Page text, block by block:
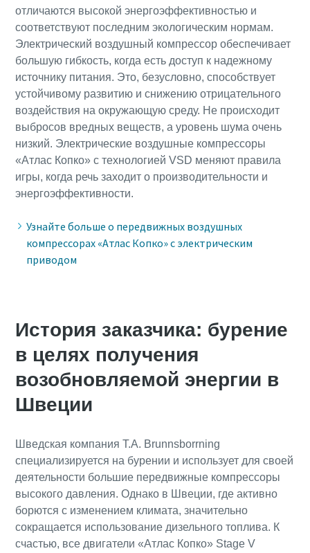
отличаются высокой энергоэффективностью и
соответствуют последним экологическим нормам.
Электрический воздушный компрессор обеспечивает
большую гибкость, когда есть доступ к надежному
источнику питания. Это, безусловно, способствует
устойчивому развитию и снижению отрицательного
воздействия на окружающую среду. Не происходит
выбросов вредных веществ, а уровень шума очень
низкий. Электрические воздушные компрессоры
«Атлас Копко» с технологией VSD меняют правила
игры, когда речь заходит о производительности и
энергоэффективности.
Узнайте больше о передвижных воздушных
компрессорах «Атлас Копко» с электрическим
приводом
История заказчика: бурение
в целях получения
возобновляемой энергии в
Швеции
Шведская компания T.A. Brunnsborrning
специализируется на бурении и использует для своей
деятельности большие передвижные компрессоры
высокого давления. Однако в Швеции, где активно
борются с изменением климата, значительно
сокращается использование дизельного топлива. К
счастью, все двигатели «Атлас Копко» Stage V